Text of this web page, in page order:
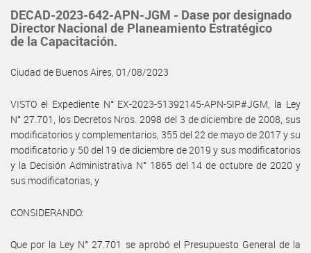
DECAD-2023-642-APN-JGM - Dase por designado
Director Nacional de Planeamiento Estratégico
de la Capacitación.
Ciudad de Buenos Aires, 01/08/2023
VISTO el Expediente N° EX-2023-51392145-APN-SIP#JGM, la Ley
N° 27.701, los Decretos Nros. 2098 del 3 de diciembre de 2008, sus
modificatorios y complementarios, 355 del 22 de mayo de 2017 y su
modificatorio y 50 del 19 de diciembre de 2019 y sus modificatorios
y la Decisión Administrativa N° 1865 del 14 de octubre de 2020 y
sus modificatorias, y
CONSIDERANDO:
Que por la Ley N° 27.701 se aprobó el Presupuesto General de la